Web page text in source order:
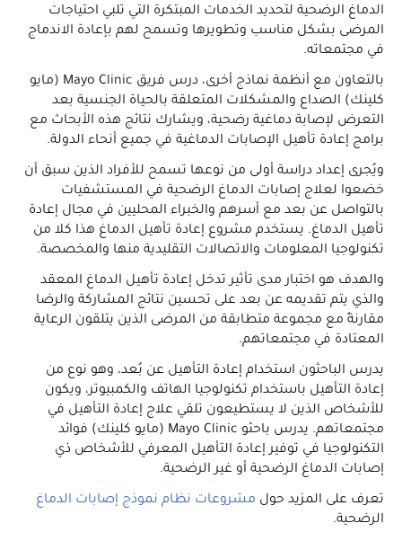
الدماغ الرضحية لتحديد الخدمات المبتكرة التي تلبي احتياجات
المرضى بشكل مناسب وتطويرها وتسمح لهم بإعادة الاندماج
في مجتمعاته.
بالتعاون مع أنظمة نماذج أخرى، درس فريق Mayo Clinic (مايو
كلينك) الصداع والمشكلات المتعلقة بالحياة الجنسية بعد
التعرض لإصابة دماغية رضحية، ويشارك نتائج هذه الأبحاث مع
برامج إعادة تأهيل الإصابات الدماغية في جميع أنحاء الدولة.
ويُجرى إعداد دراسة أولى من نوعها تسمح للأفراد الذين سبق أن
خضعوا لعلاج إصابات الدماغ الرضحية في المستشفيات
بالتواصل عن بعد مع أسرهم والخبراء المحليين في مجال إعادة
تأهيل الدماغ. يستخدم مشروع إعادة تأهيل الدماغ هذا كلا من
تكنولوجيا المعلومات والاتصالات التقليدية منها والمخصصة.
والهدف هو اختبار مدى تأثير تدخل إعادة تأهيل الدماغ المعقد
والذي يتم تقديمه عن بعد على تحسين نتائج المشاركة والرضا
مقارنةً مع مجموعة متطابقة من المرضى الذين يتلقون الرعاية
المعتادة في مجتمعاتهم.
يدرس الباحثون استخدام إعادة التأهيل عن بُعد، وهو نوع من
إعادة التأهيل باستخدام تكنولوجيا الهاتف والكمبيوتر، ويكون
للأشخاص الذين لا يستطيعون تلقي علاج إعادة التأهيل في
مجتمعاتهم. يدرس باحثو Mayo Clinic (مايو كلينك) فوائد
التكنولوجيا في توفير إعادة التأهيل المعرفي للأشخاص ذي
إصابات الدماغ الرضحية أو غير الرضحية.
تعرف على المزيد حول مشروعات نظام نموذج إصابات الدماغ
الرضحية.